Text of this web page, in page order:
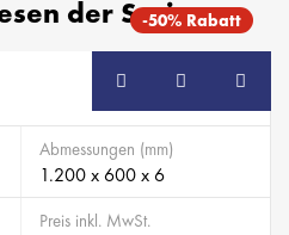
der Serie-50% Rabatt
Abmessungen (mm)
1.200 x 600 x 6
Preis inkl. MwSt.